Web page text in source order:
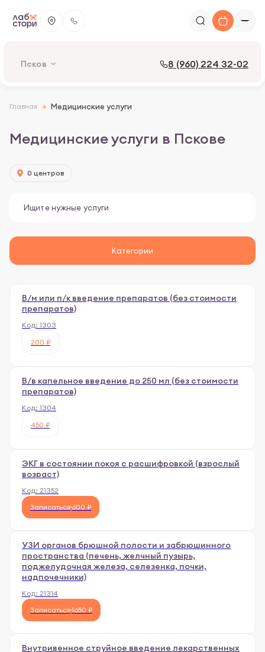
Псков 8 (960) 224 32-02
Главная Медицинские услуги
Медицинские услуги в Пскове
0 центров
Категории
В/м или п/к введение препаратов (без стоимости
препаратов)
Код: 1303
200 ₽
В/в капельное введение до 250 мл (без стоимости
препаратов)
Код: 1304
450 ₽
ЭКГ в состоянии покоя с расшифровкой (взрослый
возраст)
Код: 21352
Записаться 600 ₽
УЗИ органов брюшной полости и забрюшинного
пространства (печень, желчный пузырь,
поджелудочная железа, селезенка, почки,
надпочечники)
Код: 21314
Записаться 1650 ₽
Внутривенное струйное введение лекарственных